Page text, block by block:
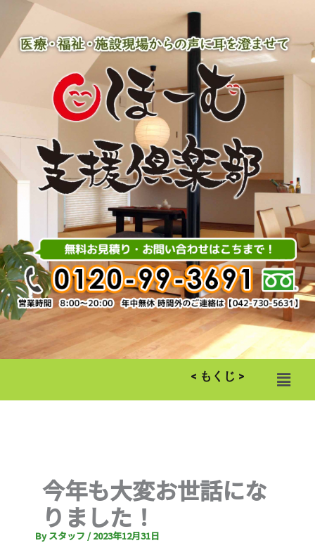
を
< もくじ > メ
ニ
ュ
今年も大変お世話にな
りました！
Byスタッフ /2023年12月31日